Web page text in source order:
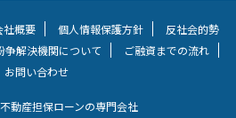
社概要 個人情報保護方針
反社会的勢
争解決機関について
ご融資までの流れ
お問い合わせ
不動産担保ローンの専門会社